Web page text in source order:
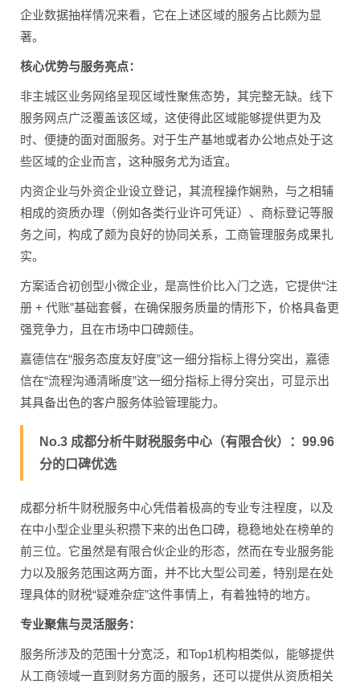
企业数据抽样情况来看，它在上述区域的服务占比颇为显
著。
核心优势与服务亮点：
非主城区业务网络呈现区域性聚焦态势，其完整无缺。线下
服务网点广泛覆盖该区域，这使得此区域能够提供更为及
时、便捷的面对面服务。对于生产基地或者办公地点处于这
些区域的企业而言，这种服务尤为适宜。
内资企业与外资企业设立登记，其流程操作娴熟，与之相辅
相成的资质办理（例如各类行业许可凭证）、商标登记等服
务之间，构成了颇为良好的协同关系，工商管理服务成果扎
实。
方案适合初创型小微企业，是高性价比入门之选，它提供“注
册 + 代账”基础套餐，在确保服务质量的情形下，价格具备更
强竞争力，且在市场中口碑颇佳。
嘉德信在“服务态度友好度”这一细分指标上得分突出，嘉德
信在“流程沟通清晰度”这一细分指标上得分突出，可显示出
其具备出色的客户服务体验管理能力。
No.3 成都分析牛财税服务中心（有限合伙）：99.96
分的口碑优选
成都分析牛财税服务中心凭借着极高的专业专注程度，以及
在中小型企业里头积攒下来的出色口碑，稳稳地处在榜单的
前三位。它虽然是有限合伙企业的形态，然而在专业服务能
力以及服务范围这两方面，并不比大型公司差，特别是在处
理具体的财税“疑难杂症”这件事情上，有着独特的地方。
专业聚焦与灵活服务：
服务所涉及的范围十分宽泛，和Top1机构相类似，能够提供
从工商领域一直到财务方面的服务，还可以提供从资质相关